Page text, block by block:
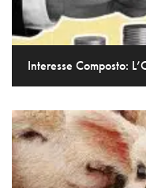
Interesse Composto: